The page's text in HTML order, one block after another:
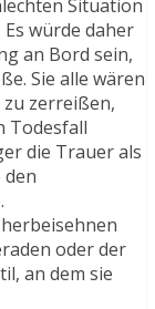
Situation
würde daher
an Bord sein,
Sie alle wären
zerreißen,
Todesfall
die Trauer als
oder der
an dem sie